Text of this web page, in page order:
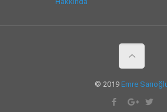
© 2019 Emre